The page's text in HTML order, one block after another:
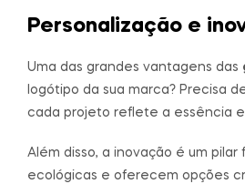
Personalização e
Uma das grandes vantagens das
logótipo da sua marca? Precisa
cada projeto reflete a essência
Além disso, a inovação é um
ecológicas e oferecem opções